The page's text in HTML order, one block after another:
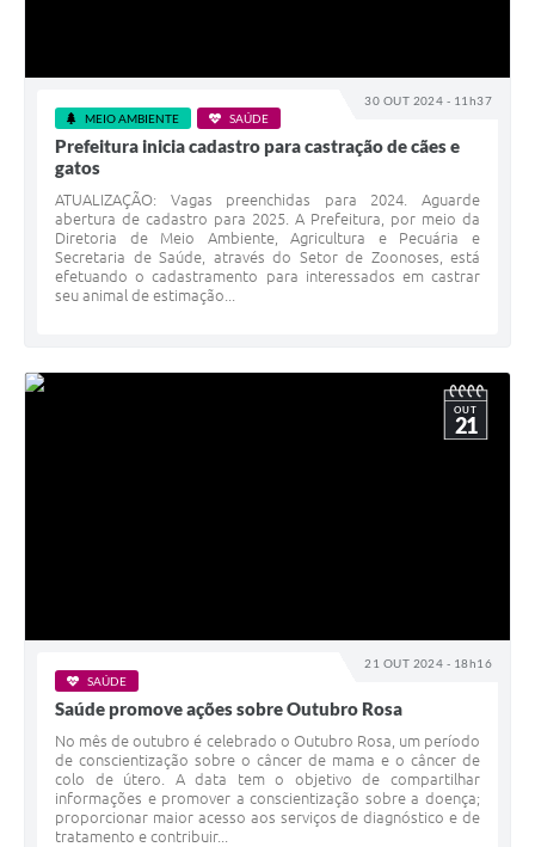
30 OUT 2024 - 11h37
MEIO AMBIENTE
SAÚDE
Prefeitura inicia cadastro para castração de cães e
gatos
ATUALIZAÇÃO: Vagas preenchidas para 2024. Aguarde
abertura de cadastro para 2025. A Prefeitura, por meio da
Diretoria de Meio Ambiente, Agricultura e Pecuária e
Secretaria de Saúde, através do Setor de Zoonoses, está
efetuando o cadastramento para interessados em castrar
seu animal de estimação...
21 OUT 2024 - 18h16
OUT
21
SAÚDE
Saúde promove ações sobre Outubro Rosa
No mês de outubro é celebrado o Outubro Rosa, um período
de conscientização sobre o câncer de mama e o câncer de
colo de útero. A data tem o objetivo de compartilhar
informações e promover a conscientização sobre a doença;
proporcionar maior acesso aos serviços de diagnóstico e de
tratamento e contribuir...